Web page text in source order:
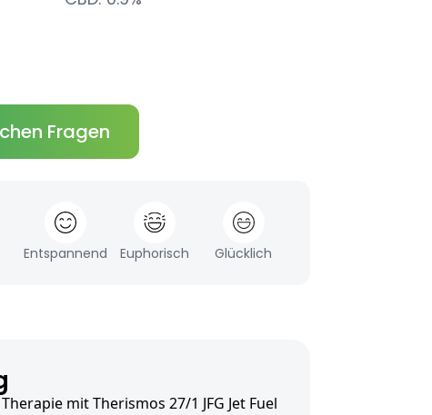
Fragen
Entspannend Euphorisch Glücklich
mit Therismos 27/1 JFG Jet Fuel